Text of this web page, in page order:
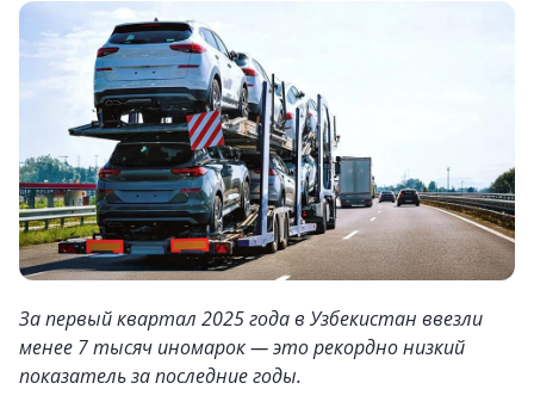
За первый квартал 2025 года в Узбекистан ввезли
менее 7 тысяч иномарок — это рекордно низкий
показатель за последние годы.